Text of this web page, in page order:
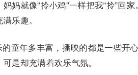
妈就像“拎小鸡”一样把我“拎”回
乐趣。
年多丰富，播映的都是一些开心
是却充满着欢乐气氛。